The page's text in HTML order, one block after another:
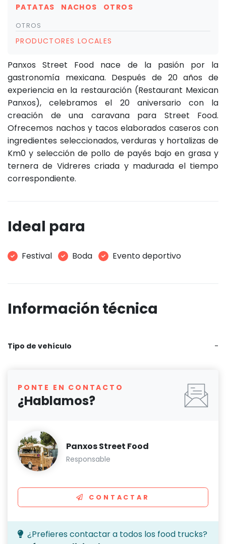
PATATAS NACHOS OTROS
OTROS
PRODUCTORES LOCALES
Panxos Street Food nace de la pasión por la
gastronomía mexicana. Después de 20 años de
experiencia en la restauración (Restaurant Mexican
Panxos), celebramos el 20 aniversario con la
creación de una caravana para Street Food.
Ofrecemos nachos y tacos elaborados caseros con
ingredientes seleccionados, verduras y hortalizas de
Km0 y selección de pollo de payés bajo en grasa y
ternera de Vidreres criada y madurada el tiempo
correspondiente.
Ideal para
Festival Boda Evento deportivo
Información técnica
Tipo de vehículo -
PONTE EN CONTACTO
¿Hablamos?
Panxos Street Food
Responsable
CONTACTAR
¿Prefieres contactar a todos los food trucks?